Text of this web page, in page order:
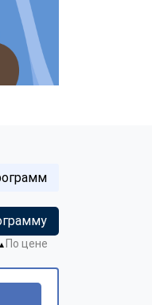
▼ По цене